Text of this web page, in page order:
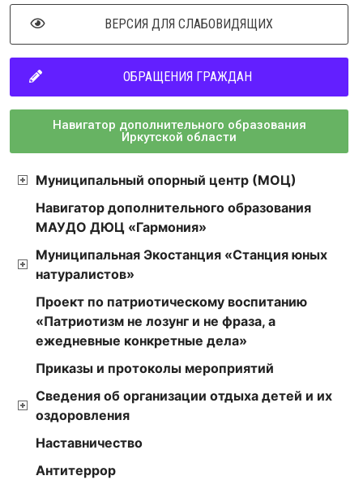
ВЕРСИЯ ДЛЯ СЛАБОВИДЯЩИХ
ОБРАЩЕНИЯ ГРАЖДАН
Навигатор дополнительного образования
Иркутской области
Муниципальный опорный центр (МОЦ)
Навигатор дополнительного образования
МАУДО ДЮЦ «Гармония»
Муниципальная Экостанция «Станция юных
натуралистов»
Проект по патриотическому воспитанию
«Патриотизм не лозунг и не фраза, а
ежедневные конкретные дела»
Приказы и протоколы мероприятий
Сведения об организации отдыха детей и их
оздоровления
Наставничество
Антитеррор